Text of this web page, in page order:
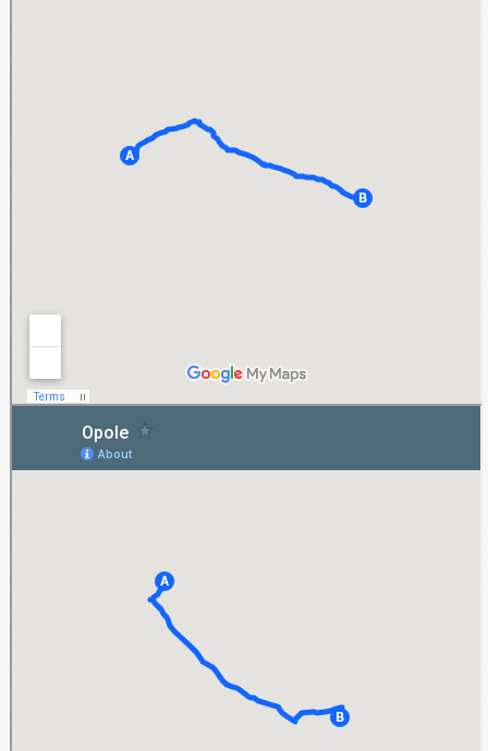
zachęcamy do kontaktu z naszą firmą. Można to uczynić za pośrednictwem naszej
strony www. Można więc nie wyjeżdżać poza Opole, aby sprawdzić, jakie pojazdy
znajdują się w naszej ofercie.